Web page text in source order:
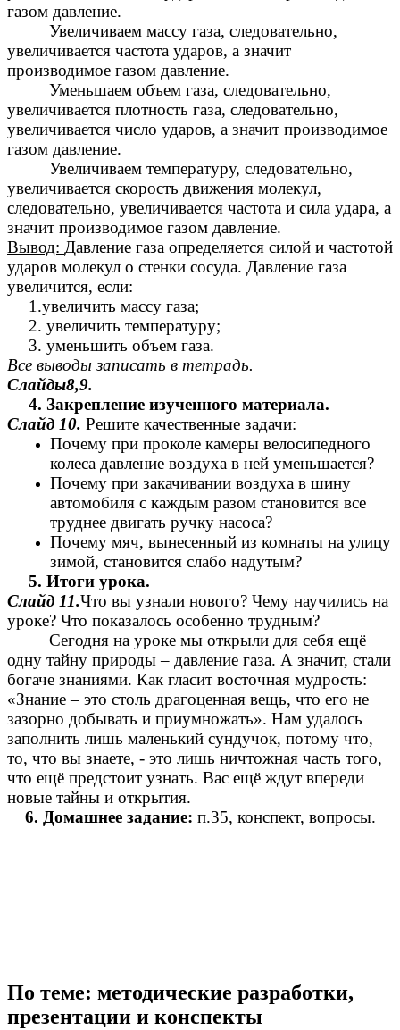
газом давление.
Увеличиваем массу газа, следовательно,
увеличивается частота ударов, а значит
производимое газом давление.
Уменьшаем объем газа, следовательно,
увеличивается плотность газа, следовательно,
увеличивается число ударов, а значит производимое
газом давление.
Увеличиваем температуру, следовательно,
увеличивается скорость движения молекул,
следовательно, увеличивается частота и сила удара, а
значит производимое газом давление.
Вывод: Давление газа определяется силой и частотой
ударов молекул о стенки сосуда. Давление газа
увеличится, если:
1.увеличить массу газа;
2. увеличить температуру;
3. уменьшить объем газа.
Все выводы записать в тетрадь.
Слайды8,9.
4. Закрепление изученного материала.
Слайд 10. Решите качественные задачи:
Почему при проколе камеры велосипедного
колеса давление воздуха в ней уменьшается?
Почему при закачивании воздуха в шину
автомобиля с каждым разом становится все
труднее двигать ручку насоса?
Почему мяч, вынесенный из комнаты на улицу
зимой, становится слабо надутым?
5. Итоги урока.
Слайд 11.Что вы узнали нового? Чему научились на
уроке? Что показалось особенно трудным?
Сегодня на уроке мы открыли для себя ещё
одну тайну природы – давление газа. А значит, стали
богаче знаниями. Как гласит восточная мудрость:
«Знание – это столь драгоценная вещь, что его не
зазорно добывать и приумножать». Нам удалось
заполнить лишь маленький сундучок, потому что,
то, что вы знаете, - это лишь ничтожная часть того,
что ещё предстоит узнать. Вас ещё ждут впереди
новые тайны и открытия.
6. Домашнее задание: п.35, конспект, вопросы.
По теме: методические разработки,
презентации и конспекты